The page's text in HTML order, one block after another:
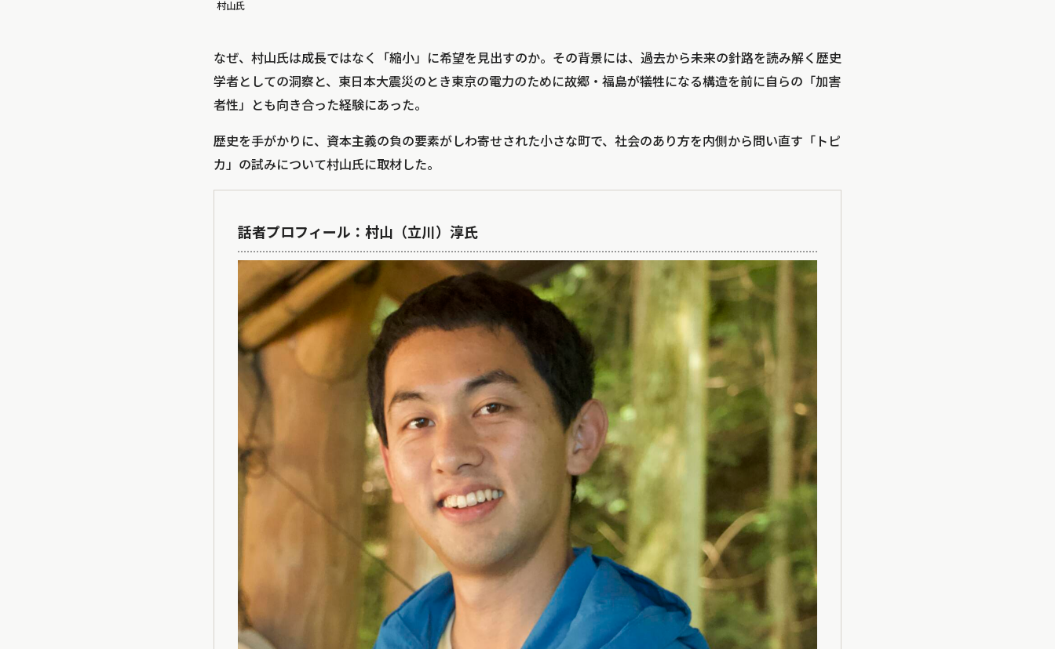
村山氏
なぜ、村山氏は成長ではなく「縮小」に希望を見出すのか。その背景には、過去から未来の針路を読み解く歴史
学者としての洞察と、東日本大震災のとき東京の電力のために故郷・福島が犠牲になる構造を前に自らの「加害
者性」とも向き合った経験にあった。
歴史を手がかりに、資本主義の負の要素がしわ寄せされた小さな町で、社会のあり方を内側から問い直す「トピ
カ」の試みについて村山氏に取材した。
話者プロフィール：村山（立川）淳氏